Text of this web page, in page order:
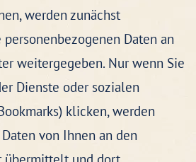
werden zunächst
Daten an
weitergegeben. Nur wenn Sie
Dienste oder sozialen
klicken, werden
von Ihnen an den